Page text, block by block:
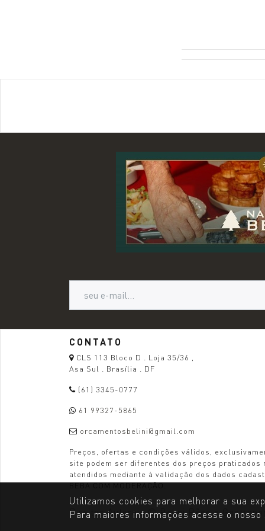
CONTATO
CLS 113 Bloco D . Loja 35/36 ,
Asa Sul . Brasília . DF
(61) 3345-0777
61 99327-5865
orcamentosbelini@gmail.com
Preços, ofertas e condições válidos,
site podem ser diferentes dos preços
atendidos mediante à validação dos dados
BEBA COM MODERAÇÃO.
Direitos Autorais © Belini Pães e
Utilizamos cookies para melhorar a sua
Para maiores informações acesse o nosso